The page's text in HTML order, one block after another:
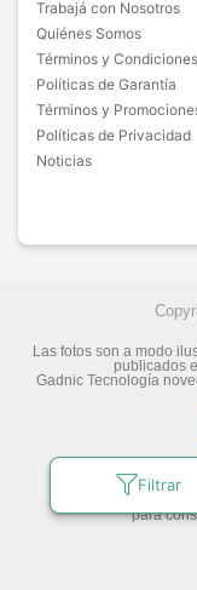
Filtrar
Trabajá con Nosotros
Quiénes Somos
Términos y Condiciones
Políticas de Garantía
Términos y
Políticas de Privacidad
Noticias
Las fotos son a modo
publicados
Gadnic Tecnología
para